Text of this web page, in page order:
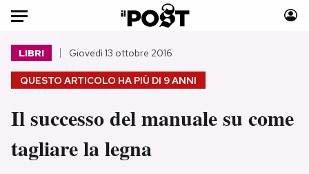
Auto
HOME
Italia
Politica
Moda
QUESTO ARTICOLO HA PIÙ DI 9 ANNI
LIBRI Giovedì 13 ottobre 2016
Il successo del manuale su come
tagliare la legna